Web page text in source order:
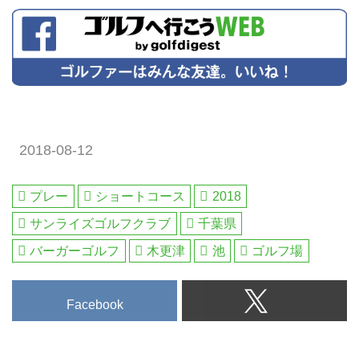
2018-08-12
プレー ショートコース
2018
サンライズゴルフクラブ
千葉県
バーガーゴルフ
木更津 池 ゴルフ場
Facebook